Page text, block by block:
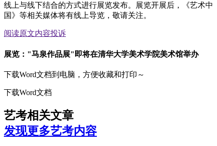
线上与线下结合的方式进行展览发布。展览开展后，《艺术中
国》等相关媒体将有线上导览，敬请关注。
阅读原文内容投诉
展览："马泉作品展"即将在清华大学美术学院美术馆举办
下载Word文档到电脑，方便收藏和打印～
下载Word文档
艺考相关文章
发现更多艺考内容